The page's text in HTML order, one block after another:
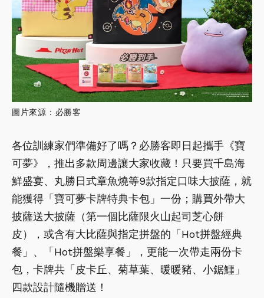
圖片來源：必勝客
各位訓練家們準備好了嗎？必勝客即日起攜手《寶
可夢》，推出多款周邊讓大家收藏！只要買千島海
鮮盛宴、丸勝日式章魚燒等9款指定口味大披薩，就
能獲得「寶可夢卡牌特典卡包」一份；購買外帶大
披薩送大披薩（第一個比薩限火山起司芝心餅
皮），或含有大比薩與指定拼盤的「Hot拼盤經典
餐」、「Hot拼盤樂享餐」，更能一次帶走兩份卡
包，卡牌共「皮卡丘、菊草葉、暖暖豬、小鋸鱷」
四款設計隨機贈送！